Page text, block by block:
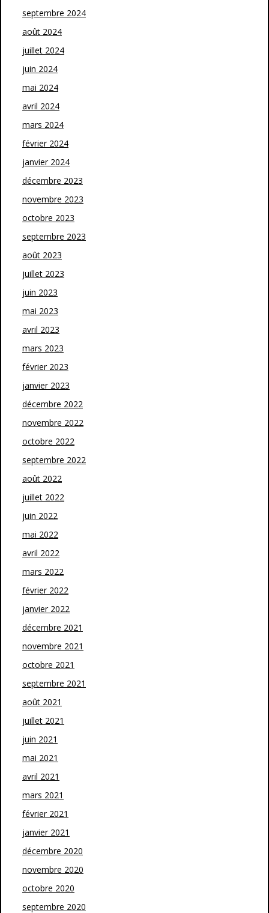
septembre 2024
août 2024
juillet 2024
juin 2024
mai 2024
avril 2024
mars 2024
février 2024
janvier 2024
décembre 2023
novembre 2023
octobre 2023
septembre 2023
août 2023
juillet 2023
juin 2023
mai 2023
avril 2023
mars 2023
février 2023
janvier 2023
décembre 2022
novembre 2022
octobre 2022
septembre 2022
août 2022
juillet 2022
juin 2022
mai 2022
avril 2022
mars 2022
février 2022
janvier 2022
décembre 2021
novembre 2021
octobre 2021
septembre 2021
août 2021
juillet 2021
juin 2021
mai 2021
avril 2021
mars 2021
février 2021
janvier 2021
décembre 2020
novembre 2020
octobre 2020
septembre 2020